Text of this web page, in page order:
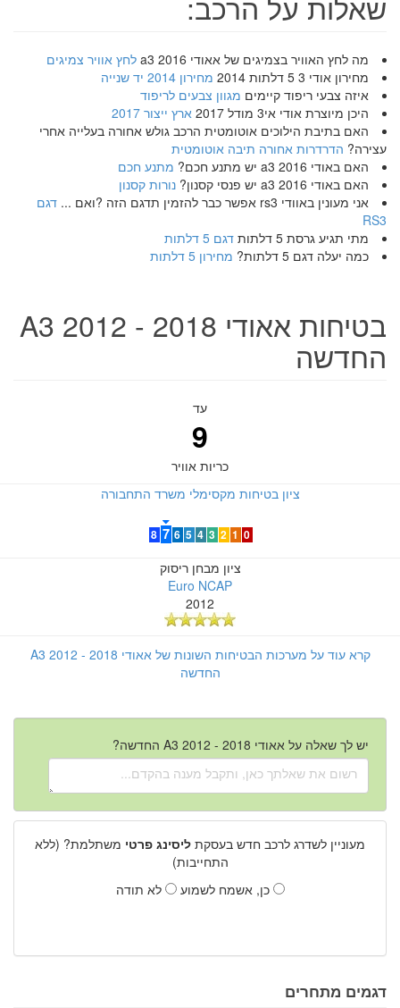
מה לחץ האוויר בצמיגים של אאודי a3 2016
לחץ אוויר צמיגים
מחירון אודי 3 5 דלתות 2014
מחירון 2014 יד שנייה
איזה צבעי ריפוד קיימים מגוון צבעים לריפוד
היכן מיוצרת אודי אי3 מודל 2017
ארץ ייצור 2017
האם בתיבת הילוכים אוטומטית הרכב גולש אחורה בעלייה אחרי
עצירה? הדרדרות אחורה תיבה אוטומטית
האם באודי a3 2016 יש מתנע חכם?
מתנע חכם
האם באודי a3 2016 יש פנסי קסנון?
נורות קסנון
אני מעונין באוודי rs3 אפשר כבר להזמין תדגם הזה ?ואם ...
דגם
RS3
מתי תגיע גרסת 5 דלתות
דגם 5 דלתות
כמה יעלה דגם 5 דלתות?
מחירון 5 דלתות
בטיחות אאודי A3 2012 - 2018
החדשה
עד
9
כריות אוויר
ציון בטיחות מקסימלי משרד התחבורה
0
1
2
3
4
5
6
7
8
ציון מבחן ריסוק
Euro NCAP
2012
קרא עוד על מערכות הבטיחות השונות של אאודי A3 2012 - 2018
החדשה
יש לך שאלה על אאודי A3 2012 - 2018 החדשה?
מעוניין לשדרג לרכב חדש בעסקת ליסינג פרטי משתלמת? (ללא
התחייבות)
כן, אשמח לשמוע
לא תודה
דגמים מתחרים